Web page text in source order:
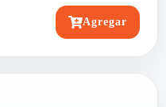
Agregar